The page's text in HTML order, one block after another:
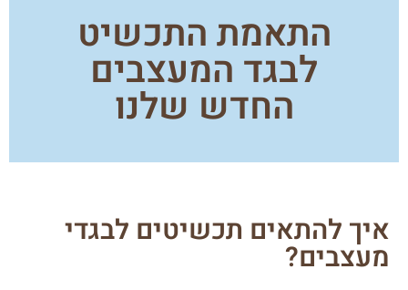
התאמת התכשיט
לבגד המעצבים
החדש שלנו
איך להתאים תכשיטים לבגדי
מעצבים?